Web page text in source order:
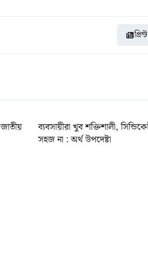
ব্যবসায়ীরা খুব শক্তিশালী,
সহজ না : অর্থ উপদেষ্টা